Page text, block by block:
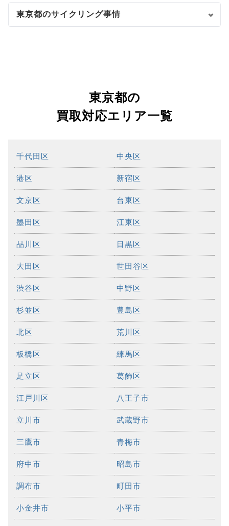
東京都のサイクリング事情
東京都の
買取対応エリア一覧
千代田区 中央区
港区 新宿区
文京区 台東区
墨田区 江東区
品川区 目黒区
大田区 世田谷区
渋谷区 中野区
杉並区 豊島区
北区 荒川区
板橋区 練馬区
足立区 葛飾区
江戸川区 八王子市
立川市 武蔵野市
三鷹市 青梅市
府中市 昭島市
調布市 町田市
小金井市 小平市